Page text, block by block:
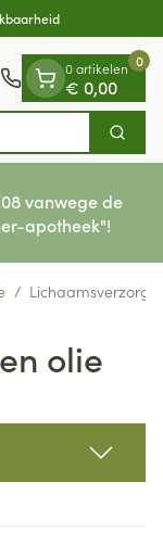
Zoek
0 artikelen
€ 0,00
0
vanwege de
apotheek"!
/
olie